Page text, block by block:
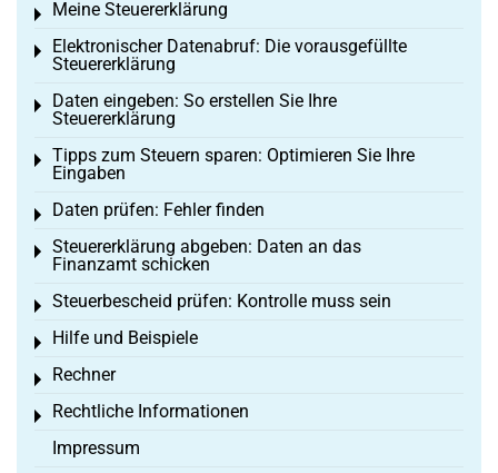
Meine Steuererklärung
Toggle menu
Elektronischer Datenabruf: Die vorausgefüllte
Steuererklärung
Toggle menu
Daten eingeben: So erstellen Sie Ihre
Steuererklärung
Toggle menu
Tipps zum Steuern sparen: Optimieren Sie Ihre
Eingaben
Toggle menu
Daten prüfen: Fehler finden
Toggle menu
Steuererklärung abgeben: Daten an das
Finanzamt schicken
Toggle menu
Steuerbescheid prüfen: Kontrolle muss sein
Toggle menu
Hilfe und Beispiele
Toggle menu
Rechner
Toggle menu
Rechtliche Informationen
Toggle menu
Impressum